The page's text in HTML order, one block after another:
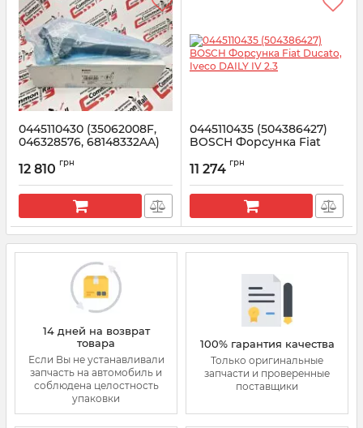
0445110430 (35062008F,
046328576, 68148332AA)
Grand Cherokee 3.0
Артикул: 0445110430
12 810 грн
0445110435 (504386427)
BOSCH Форсунка Fiat
Артикул: 0445110435
11 274 грн
14 дней на возврат
товара
Если Вы не устанавливали
запчасть на автомобиль и
соблюдена целостность
упаковки
100% гарантия качества
Только оригинальные
запчасти и проверенные
поставщики